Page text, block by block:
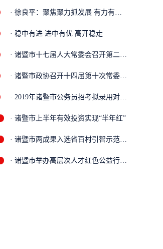
· 徐良平：聚焦聚力抓发展 有力有效
· 稳中有进 进中有优 高开稳走
· 诸暨市十七届人大常委会召开第二十
· 诸暨市政协召开十四届第十次常委会
· 2019年诸暨市公务员招考拟录用对象
· 诸暨市上半年有效投资实现“半年红”
· 诸暨市两成果入选省百村引智示范项
· 诸暨市举办高层次人才红色公益行活